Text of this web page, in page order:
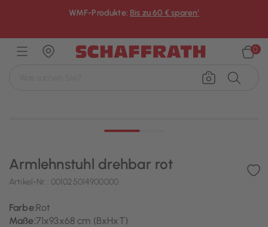
WMF-Produkte: Bis zu 60 € sparen¹
0
Armlehnstuhl drehbar rot
Artikel-Nr.: 001025014900000
Farbe:Rot
Maße:71x93x68 cm (BxHxT)